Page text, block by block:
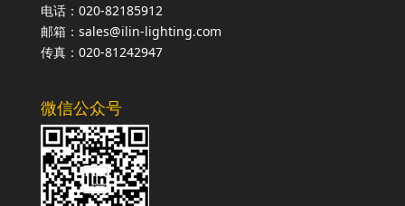
电话：020-82185912
邮箱：sales@ilin-lighting.com
传真：020-81242947
微信公众号